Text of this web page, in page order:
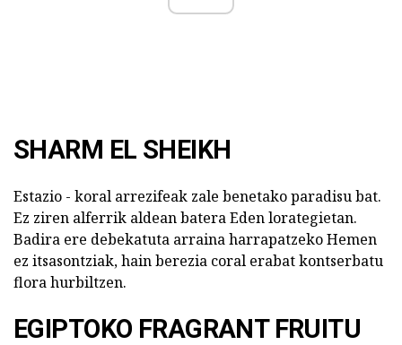
SHARM EL SHEIKH
Estazio - koral arrezifeak zale benetako paradisu bat.
Ez ziren alferrik aldean batera Eden lorategietan.
Badira ere debekatuta arraina harrapatzeko Hemen
ez itsasontziak, hain berezia coral erabat kontserbatu
flora hurbiltzen.
EGIPTOKO FRAGRANT FRUITU